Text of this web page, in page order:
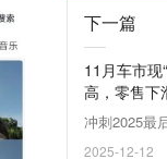
下一篇
11月车市现
高，零售下
冲刺2025最
2025-12-12